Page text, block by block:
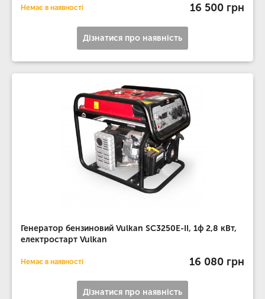
Немає в наявності 16 500 грн
Дізнатися про наявність
Генератор бензиновий Vulkan SC3250E-II, 1ф 2,8 кВт,
електростарт Vulkan
Немає в наявності 16 080 грн
Дізнатися про наявність